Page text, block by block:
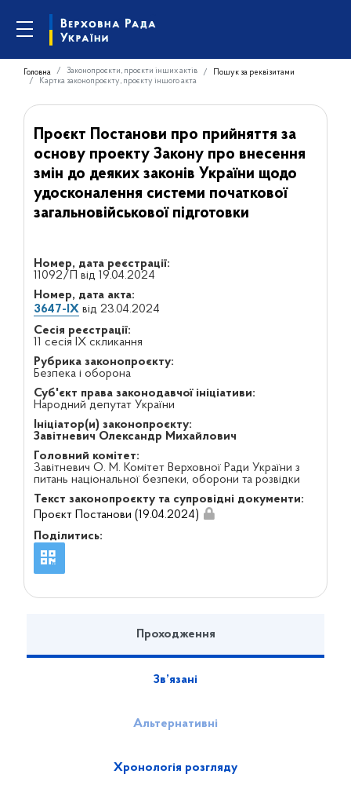
Головна Законопроєкти, проєкти інших актів
Пошук за реквізитами
Картка законопроєкту, проєкту іншого акта
Проєкт Постанови про прийняття за
основу проекту Закону про внесення
змін до деяких законів України щодо
удосконалення системи початкової
загальновійськової підготовки
Номер, дата реєстрації:
11092/П від 19.04.2024
Номер, дата акта:
3647-IXвід 23.04.2024
Сесія реєстрації:
11 сесія IX скликання
Рубрика законопроєкту:
Безпека і оборона
Суб'єкт права законодавчої ініціативи:
Народний депутат України
Ініціатор(и) законопроєкту:
Завітневич Олександр Михайлович
Головний комітет:
Завітневич О. М. Комітет Верховної Ради України з
питань національної безпеки, оборони та розвідки
Текст законопроєкту та супровідні документи:
Проєкт Постанови (19.04.2024)
Поділитись:
Проходження
Зв’язані
Альтернативні
Хронологія розгляду